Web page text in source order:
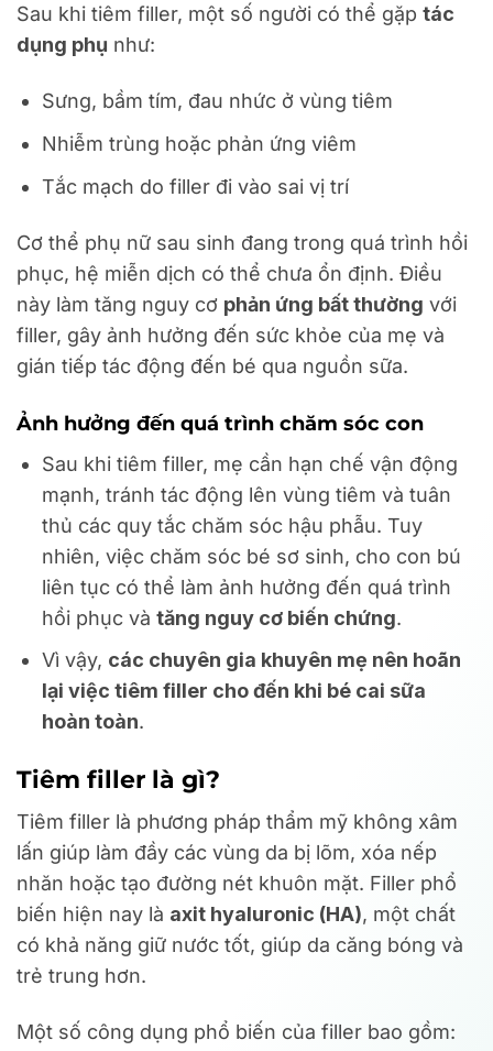
Sau khi tiêm filler, một số người có thể gặp tác
dụng phụ như:
Sưng, bầm tím, đau nhức ở vùng tiêm
Nhiễm trùng hoặc phản ứng viêm
Tắc mạch do filler đi vào sai vị trí
Cơ thể phụ nữ sau sinh đang trong quá trình hồi
phục, hệ miễn dịch có thể chưa ổn định. Điều
này làm tăng nguy cơ phản ứng bất thường với
filler, gây ảnh hưởng đến sức khỏe của mẹ và
gián tiếp tác động đến bé qua nguồn sữa.
Ảnh hưởng đến quá trình chăm sóc con
Sau khi tiêm filler, mẹ cần hạn chế vận động
mạnh, tránh tác động lên vùng tiêm và tuân
thủ các quy tắc chăm sóc hậu phẫu. Tuy
nhiên, việc chăm sóc bé sơ sinh, cho con bú
liên tục có thể làm ảnh hưởng đến quá trình
hồi phục vàtăng nguy cơ biến chứng.
Vì vậy, các chuyên gia khuyên mẹ nên hoãn
lại việc tiêm filler cho đến khi bé cai sữa
hoàn toàn.
Tiêm filler là gì?
Tiêm filler là phương pháp thẩm mỹ không xâm
lấn giúp làm đầy các vùng da bị lõm, xóa nếp
nhăn hoặc tạo đường nét khuôn mặt. Filler phổ
biến hiện nay là axit hyaluronic (HA), một chất
có khả năng giữ nước tốt, giúp da căng bóng và
trẻ trung hơn.
Một số công dụng phổ biến của filler bao gồm: